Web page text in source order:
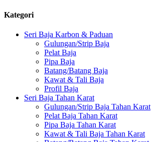
Kategori
Seri Baja Karbon & Paduan
Gulungan/Strip Baja
Pelat Baja
Pipa Baja
Batang/Batang Baja
Kawat & Tali Baja
Profil Baja
Seri Baja Tahan Karat
Gulungan/Strip Baja Tahan Karat
Pelat Baja Tahan Karat
Pipa Baja Tahan Karat
Kawat & Tali Baja Tahan Karat